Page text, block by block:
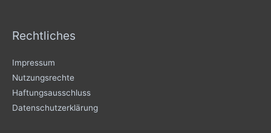
Rechtliches
Impressum
Nutzungsrechte
Haftungsausschluss
Datenschutzerklärung